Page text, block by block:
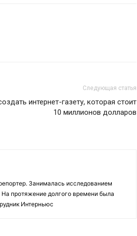
Следующая статья
интернет-газету, которая стоит
10 миллионов долларов
Занималась исследованием
На протяжение долгого времени была
Интерньюс